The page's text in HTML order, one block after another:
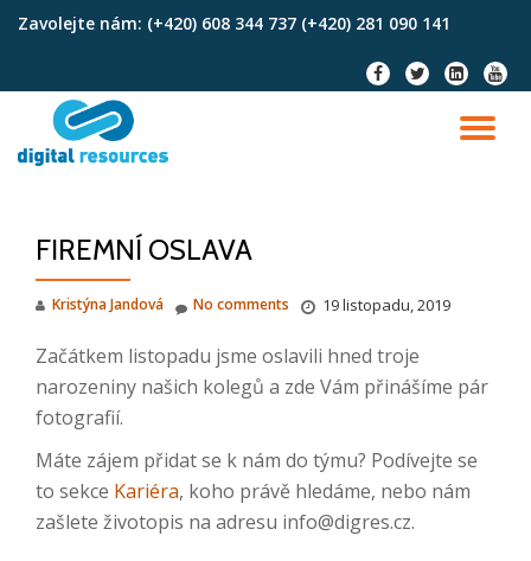
Zavolejte nám: (+420) 608 344 737 (+420) 281 090 141
fa-
facebook
fa-
twitter
fa-
linkedin-
square
fa-
FIREMNÍ OSLAVA
Kristýna Jandová 19 listopadu, 2019
No comments
Začátkem listopadu jsme oslavili hned troje
narozeniny našich kolegů a zde Vám přinášíme pár
fotografií.
Máte zájem přidat se k nám do týmu? Podívejte se
to sekce Kariéra, koho právě hledáme, nebo nám
zašlete životopis na adresu info@digres.cz.